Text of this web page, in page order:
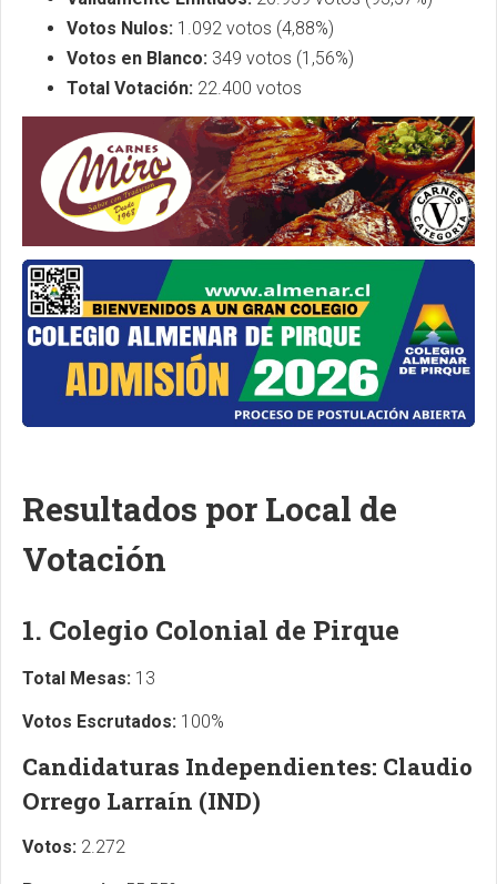
Votos Nulos: 1.092 votos (4,88%)
Votos en Blanco: 349 votos (1,56%)
Total Votación: 22.400 votos
Resultados por Local de
Votación
1. Colegio Colonial de Pirque
Total Mesas: 13
Votos Escrutados: 100%
Candidaturas Independientes: Claudio
Orrego Larraín (IND)
Votos: 2.272